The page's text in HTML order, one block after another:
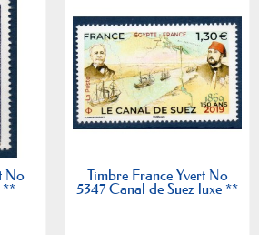
No
**
Timbre France Yvert No
5347 Canal de Suez luxe **